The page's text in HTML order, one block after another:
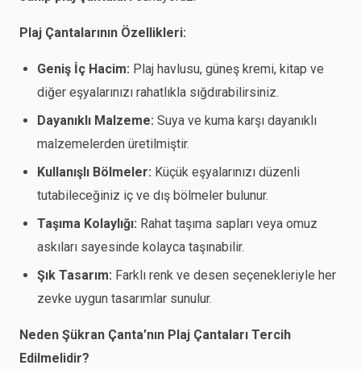
Plaj Çantalarının Özellikleri:
Geniş İç Hacim: Plaj havlusu, güneş kremi, kitap ve
diğer eşyalarınızı rahatlıkla sığdırabilirsiniz.
Dayanıklı Malzeme: Suya ve kuma karşı dayanıklı
malzemelerden üretilmiştir.
Kullanışlı Bölmeler: Küçük eşyalarınızı düzenli
tutabileceğiniz iç ve dış bölmeler bulunur.
Taşıma Kolaylığı: Rahat taşıma sapları veya omuz
askıları sayesinde kolayca taşınabilir.
Şık Tasarım: Farklı renk ve desen seçenekleriyle her
zevke uygun tasarımlar sunulur.
Neden Şükran Çanta’nın Plaj Çantaları Tercih
Edilmelidir?